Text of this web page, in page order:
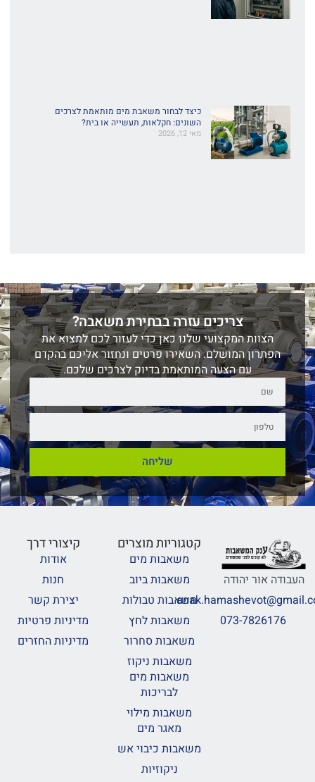
כיצד לבחור משאבת מים מותאמת לצרכים
השונים: חקלאות, תעשייה או בית?
מאי 12, 2026
צריכים עזרה בבחירת משאבה?
הצוות המקצועי שלנו כאן כדי לעזור לכם למצוא את
הפתרון המושלם. השאירו פרטים ונחזור אליכם בהקדם
עם הצעה המותאמת בדיוק לצרכים שלכם.
שליחה
העבודה אור יהודה
073-7826176
קטגוריות מוצרים
משאבות מים
משאבות ביוב
משאבות טבולות
משאבות לחץ
משאבות סחרור
משאבות ניקוז
משאבות מים
לבריכות
משאבות מילוי
מאגר מים
משאבות כיבוי אש
ניקוזיות
קיצורי דרך
אודות
חנות
יצירת קשר
מדיניות פרטיות
מדיניות החזרים